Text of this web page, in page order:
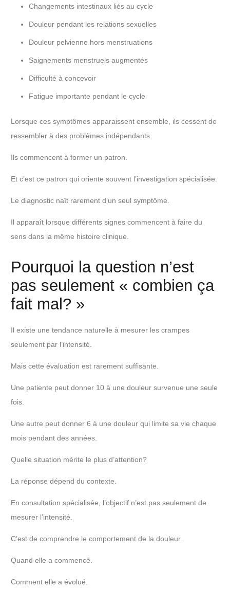
Changements intestinaux liés au cycle
Douleur pendant les relations sexuelles
Douleur pelvienne hors menstruations
Saignements menstruels augmentés
Difficulté à concevoir
Fatigue importante pendant le cycle
Lorsque ces symptômes apparaissent ensemble, ils cessent de
ressembler à des problèmes indépendants.
Ils commencent à former un patron.
Et c’est ce patron qui oriente souvent l’investigation spécialisée.
Le diagnostic naît rarement d’un seul symptôme.
Il apparaît lorsque différents signes commencent à faire du
sens dans la même histoire clinique.
Pourquoi la question n’est
pas seulement « combien ça
fait mal? »
Il existe une tendance naturelle à mesurer les crampes
seulement par l’intensité.
Mais cette évaluation est rarement suffisante.
Une patiente peut donner 10 à une douleur survenue une seule
fois.
Une autre peut donner 6 à une douleur qui limite sa vie chaque
mois pendant des années.
Quelle situation mérite le plus d’attention?
La réponse dépend du contexte.
En consultation spécialisée, l’objectif n’est pas seulement de
mesurer l’intensité.
C’est de comprendre le comportement de la douleur.
Quand elle a commencé.
Comment elle a évolué.